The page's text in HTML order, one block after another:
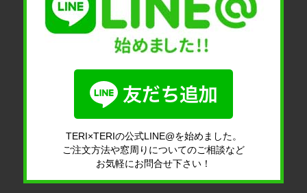
TERI×TERIの公式LINE@を始めました。
ご注文方法や窓周りについてのご相談など
お気軽にお問合せ下さい！